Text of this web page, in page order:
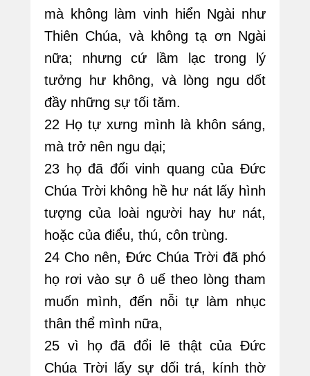
mà không làm vinh hiển Ngài như
Thiên Chúa, và không tạ ơn Ngài
nữa; nhưng cứ lầm lạc trong lý
tưởng hư không, và lòng ngu dốt
đầy những sự tối tăm.
22 Họ tự xưng mình là khôn sáng,
mà trở nên ngu dại;
23 họ đã đổi vinh quang của Đức
Chúa Trời không hề hư nát lấy hình
tượng của loài người hay hư nát,
hoặc của điểu, thú, côn trùng.
24 Cho nên, Đức Chúa Trời đã phó
họ rơi vào sự ô uế theo lòng tham
muốn mình, đến nỗi tự làm nhục
thân thể mình nữa,
25 vì họ đã đổi lẽ thật của Đức
Chúa Trời lấy sự dối trá, kính thờ